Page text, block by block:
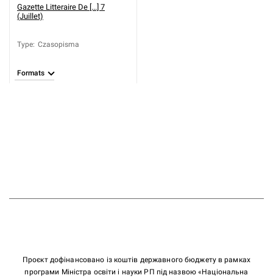
Gazette Litteraire De [...] 7
(Juillet)
Type: Czasopisma
Formats
Проєкт дофінансовано із коштів державного бюджету в рамках
програми Міністра освіти і науки РП під назвою «Національна